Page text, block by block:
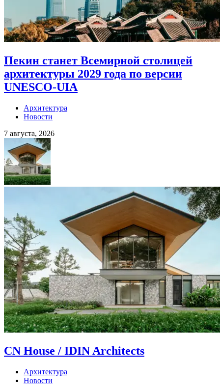
Пекин станет Всемирной столицей
архитектуры 2029 года по версии
UNESCO-UIA
Архитектура
Новости
7 августа, 2026
CN House / IDIN Architects
Архитектура
Новости